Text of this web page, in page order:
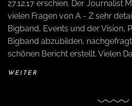
27.12.17 erschien. Der Journalist
vielen Fragen von A - Z sehr
Bigband, Events und der Vision,
Bigband abzubilden,
schönen Bericht erstellt. Vielen
WEITER